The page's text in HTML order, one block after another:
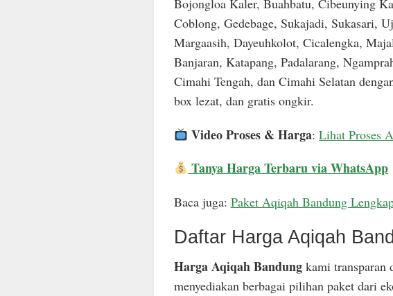
Bojongloa Kaler, Buahbatu, Cibeunying
Coblong, Gedebage, Sukajadi, Sukasari,
Margaasih, Dayeuhkolot, Cicalengka,
Banjaran, Katapang, Padalarang,
Cimahi Tengah, dan Cimahi Selatan
box lezat, dan gratis ongkir.
Video Proses & Harga:Lihat Proses
Tanya Harga Terbaru via WhatsApp
Baca juga: Paket Aqiqah Bandung
Daftar Harga Aqiqah
Harga Aqiqah Bandungkami transparan
menyediakan berbagai pilihan paket dari